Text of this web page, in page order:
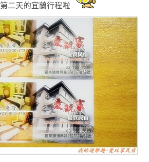
第二天的宜蘭行程啦